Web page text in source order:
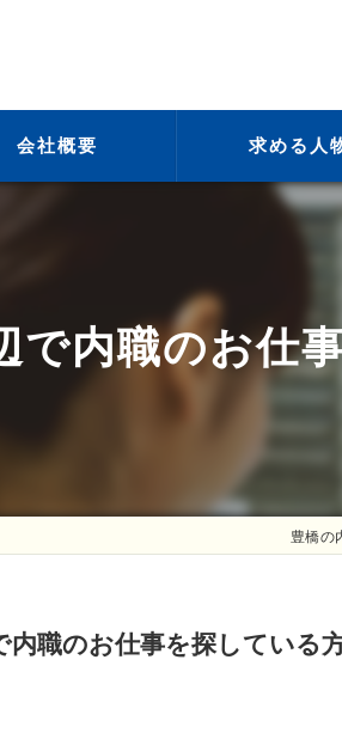
会社概要
ン
求める人
で内職のお
豊橋の
内職のお仕事を探している